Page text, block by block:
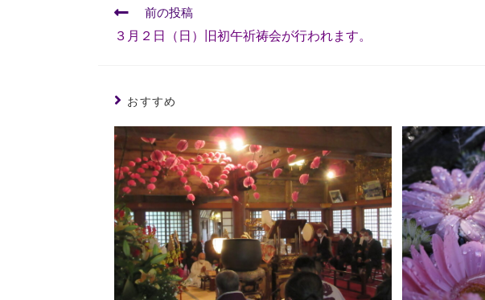
前の投稿
３月２日（日）旧初午祈祷会が行われます。
おすすめ